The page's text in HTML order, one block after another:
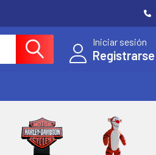
Iniciar sesión
Registrarse